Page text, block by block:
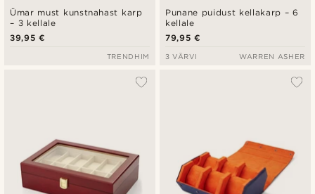
Ümar must kunstnahast karp
– 3 kellale
39,95 €
TRENDHIM
Punane puidust kellakarp – 6
kellale
79,95 €
3 VÄRVI WARREN ASHER